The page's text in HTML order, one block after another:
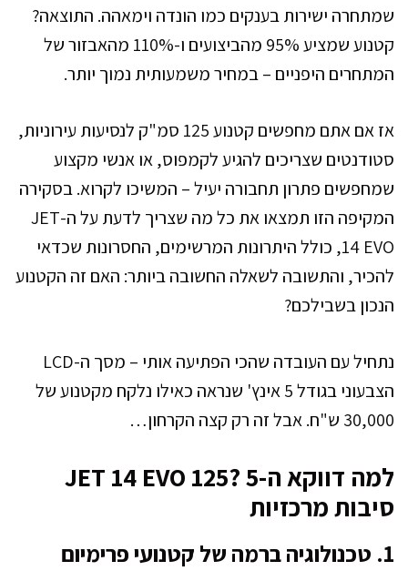
שמתחרה ישירות בענקים כמו הונדה וימאהה. התוצאה?
קטנוע שמציע 95% מהביצועים ו-110% מהאבזור של
המתחרים היפניים – במחיר משמעותית נמוך יותר.
אז אם אתם מחפשים קטנוע 125 סמ"ק לנסיעות עירוניות,
סטודנטים שצריכים להגיע לקמפוס, או אנשי מקצוע
שמחפשים פתרון תחבורה יעיל – המשיכו לקרוא. בסקירה
המקיפה הזו תמצאו את כל מה שצריך לדעת על ה-JET
14 EVO, כולל היתרונות המרשימים, החסרונות שכדאי
להכיר, והתשובה לשאלה החשובה ביותר: האם זה הקטנוע
הנכון בשבילכם?
נתחיל עם העובדה שהכי הפתיעה אותי – מסך ה-LCD
הצבעוני בגודל 5 אינץ' שנראה כאילו נלקח מקטנוע של
30,000 ש"ח. אבל זה רק קצה הקרחון…
למה דווקא ה-JET 14 EVO 125? 5
סיבות מרכזיות
1. טכנולוגיה ברמה של קטנועי פרימיום